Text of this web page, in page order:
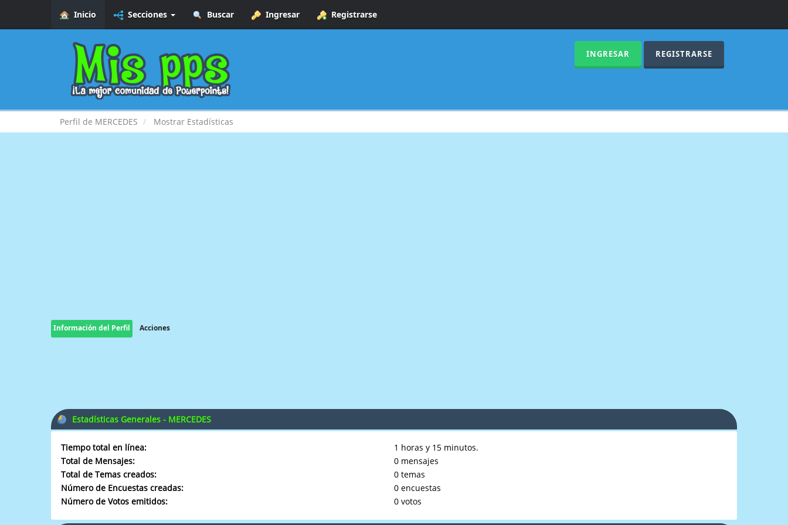
Inicio Secciones Buscar Ingresar Registrarse
INGRESAR REGISTRARSE
Perfil de MERCEDES Mostrar Estadísticas
Información del Perfil Acciones
Estadísticas Generales - MERCEDES
Tiempo total en línea:
1 horas y 15 minutos.
Total de Mensajes:
0 mensajes
Total de Temas creados:
0 temas
Número de Encuestas creadas:
0 encuestas
Número de Votos emitidos:
0 votos